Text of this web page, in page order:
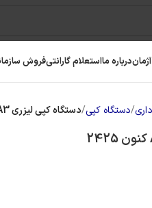
درباره مااستعلام گارانتیفروش
دستگاه کپی دستگاه کپی لیزری A3 کنون 2425